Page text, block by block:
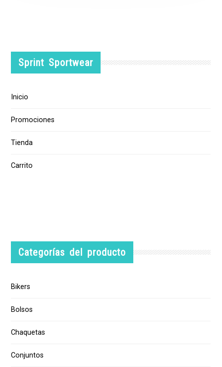
Sprint Sportwear
Inicio
Promociones
Tienda
Carrito
Categorías del producto
Bikers
Bolsos
Chaquetas
Conjuntos